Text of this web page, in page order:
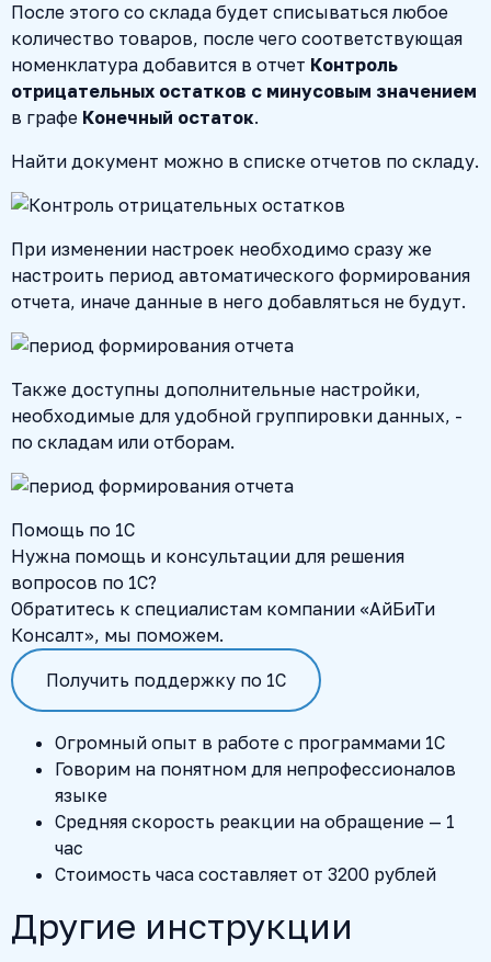
После этого со склада будет списываться любое
количество товаров, после чего соответствующая
номенклатура добавится в отчет Контроль
отрицательных остатков с минусовым значением
в графе Конечный остаток.
Найти документ можно в списке отчетов по складу.
При изменении настроек необходимо сразу же
настроить период автоматического формирования
отчета, иначе данные в него добавляться не будут.
Также доступны дополнительные настройки,
необходимые для удобной группировки данных, -
по складам или отборам.
Помощь по 1С
Нужна помощь и консультации для решения
вопросов по 1С?
Обратитесь к специалистам компании «АйБиТи
Консалт», мы поможем.
Получить поддержку по 1С
Огромный опыт в работе с программами 1С
Говорим на понятном для непрофессионалов
языке
Средняя скорость реакции на обращение — 1
час
Стоимость часа составляет от 3200 рублей
Другие инструкции